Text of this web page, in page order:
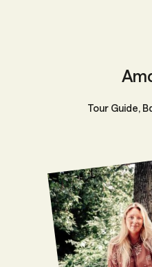
Tour Guide,